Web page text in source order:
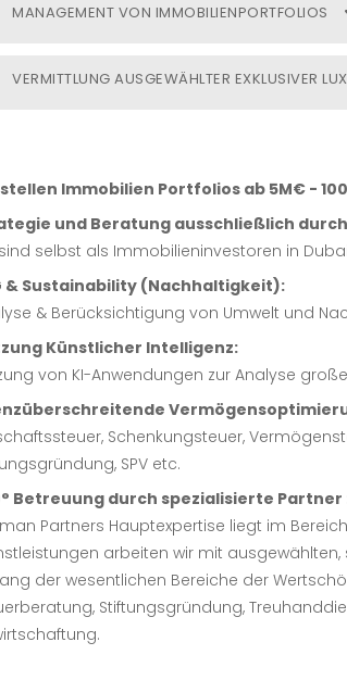
VERMITTLUNG VON
Vermittlung individuell erstellter
Analyse und Aufbereitung realer
Investitionsrechnung mit der Möglichkeit,
MANAGEMENT VON IMMOBILIENPORTFOLIOS
Immobilien-Portfolio-Performance-
Wir bieten unseren Klienten die
verwalten das Immobilienportfolio gemäß
Werterhalt sowie das langfristig stabile
Eine kontinuierliche Marktbeobachtung ist
auch den strategischen Wiederverkauf
maximieren.
VERMITTLUNG AUSGEWÄHLTER EXKLUSIVER
erstklassige Auswahl an Bestands- und
anspruchsvolle Wünsche zu erfüllen.
LUXUSIMMOBILIEN
Immobilien Portfolios ab 5M€ -
und Beratung ausschließlich
selbst als Immobilieninvestoren in
& Sustainability (Nachhaltigkeit):
& Berücksichtigung von Umwelt und
Künstlicher Intelligenz:
von KI-Anwendungen zur Analyse
Schenkungsteuer,
SPV etc.
Betreuung durch spezialisierte Partner
Partners Hauptexpertise liegt im
arbeiten wir mit
der wesentlichen Bereiche der
Stiftungsgründung,